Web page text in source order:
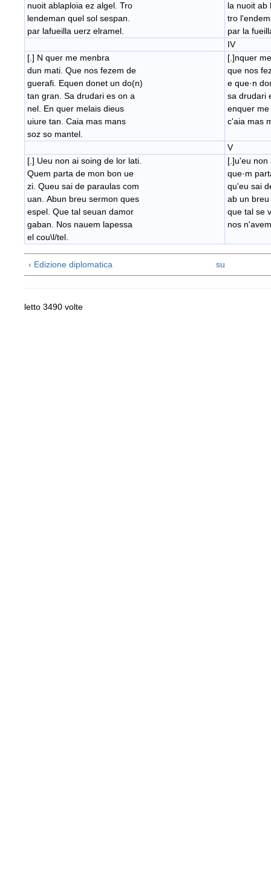
nuoit ablaploia ez algel. Tro
lendeman quel sol sespan.
par lafueilla uerz elramel.
​la nuoit ab
tro
par la
IV
[.] N quer me menbra
dun mati. Que nos fezem de
guerafi. Equen donet un do(n)
tan gran. Sa drudari es on a
nel. En quer melais dieus
​uiure tan. Caia mas mans
soz so mantel.​
[.]nquer
que nos
e que·​n
sa drudari
enquer
c'aia mas
V
[.] Ueu non ai soing de lor lati.
Quem parta de mon bon ue
zi. Queu sai de paraulas com
uan. Abun breu sermon ques
espel. Que tal seuan damor
gaban. Nos nauem lapessa
el cou\l/tel.
[.]u'eu non
​que·m
​qu'eu sai
ab un
​que tal se
nos
‹ Edizione diplomatica su
letto 3490 volte